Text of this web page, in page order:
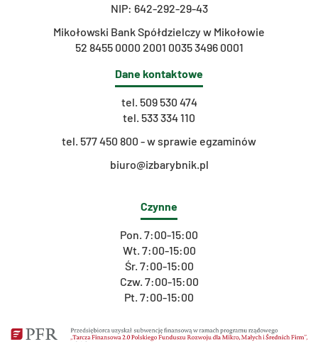
NIP: 642-292-29-43
Mikołowski Bank Spółdzielczy w Mikołowie
52 8455 0000 2001 0035 3496 0001
Dane kontaktowe
tel. 509 530 474
tel. 533 334 110
tel. 577 450 800 - w sprawie egzaminów
biuro@izbarybnik.pl
Czynne
Pon. 7:00-15:00
Wt. 7:00-15:00
Śr. 7:00-15:00
Czw. 7:00-15:00
Pt. 7:00-15:00